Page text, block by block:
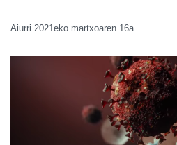
Aiurri 2021eko martxoaren 16a